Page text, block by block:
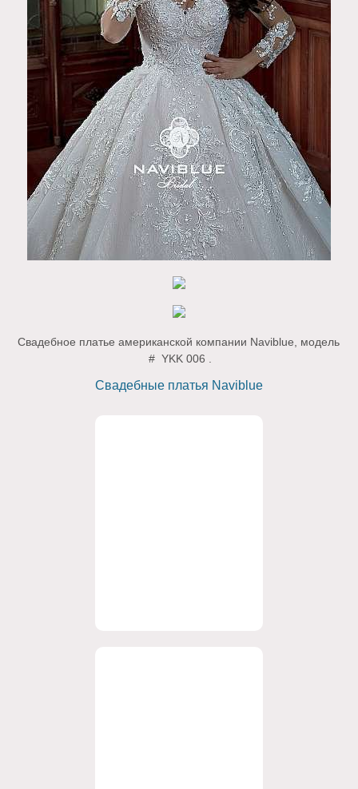
Свадебное платье американской компании Naviblue, модель
# YKK 006 .
Свадебные платья Naviblue